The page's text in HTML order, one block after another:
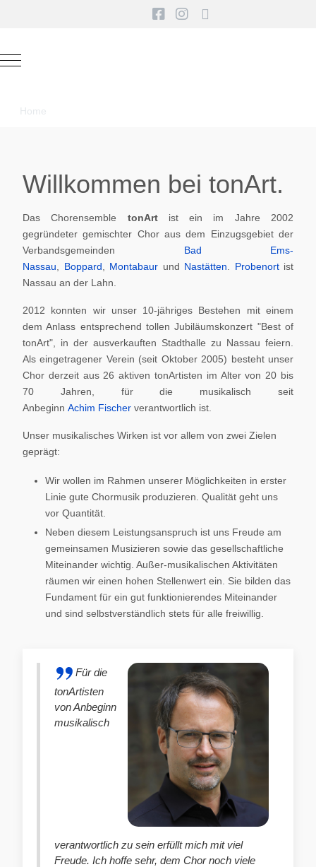
Mobile Menu Toggle
Home
Willkommen bei tonArt.
Das Chorensemble tonArt ist ein im Jahre 2002
gegründeter gemischter Chor aus dem Einzugsgebiet der
Verbandsgemeinden Bad Ems-
Nassau
Boppard Montabaur und Nastätten Probenortist
Nassau an der Lahn.
2012 konnten wir unser 10-jähriges Bestehen mit einem
dem Anlass entsprechend tollen Jubiläumskonzert "Best of
tonArt", in der ausverkauften Stadthalle zu Nassau feiern.
Als eingetragener Verein (seit Oktober 2005) besteht unser
Chor derzeit aus 26 aktiven tonArtisten im Alter von 20 bis
70 Jahren, für die musikalisch seit
Anbeginn Achim Fischer verantwortlich ist.
Unser musikalisches Wirken ist vor allem von zwei Zielen
geprägt:
Wir wollen im Rahmen unserer Möglichkeiten in erster
Linie gute Chormusik produzieren. Qualität geht uns
vor Quantität.
Neben diesem Leistungsanspruch ist uns Freude am
gemeinsamen Musizieren sowie das gesellschaftliche
Miteinander wichtig. Außer-musikalischen Aktivitäten
räumen wir einen hohen Stellenwert ein. Sie bilden das
Fundament für ein gut funktionierendes Miteinander
und sind selbstverständlich stets für alle freiwillig.
Für die
tonArtisten
von Anbeginn
musikalisch
verantwortlich zu sein erfüllt mich mit viel
Freude. Ich hoffe sehr, dem Chor noch viele